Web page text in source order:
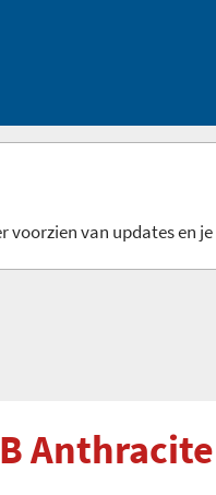
van updates en
Anthracite